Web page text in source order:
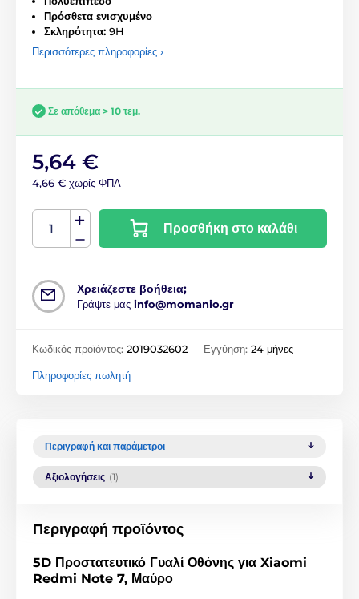
Πρόσθετα ενισχυμένο
Σκληρότητα: 9H
Περισσότερες πληροφορίες ›
Σε απόθεμα > 10 τεμ.
5,64 €
4,66 € χωρίς ΦΠΑ
Προσθήκη στο καλάθι
Χρειάζεστε βοήθεια;
Γράψτε μας info@momanio.gr
Κωδικός προϊόντος: 2019032602 Εγγύηση: 24 μήνες
Πληροφορίες πωλητή
Περιγραφή και παράμετροι
Αξιολογήσεις (1)
Περιγραφή προϊόντος
5D Προστατευτικό Γυαλί Οθόνης για Xiaomi
Redmi Note 7, Μαύρο